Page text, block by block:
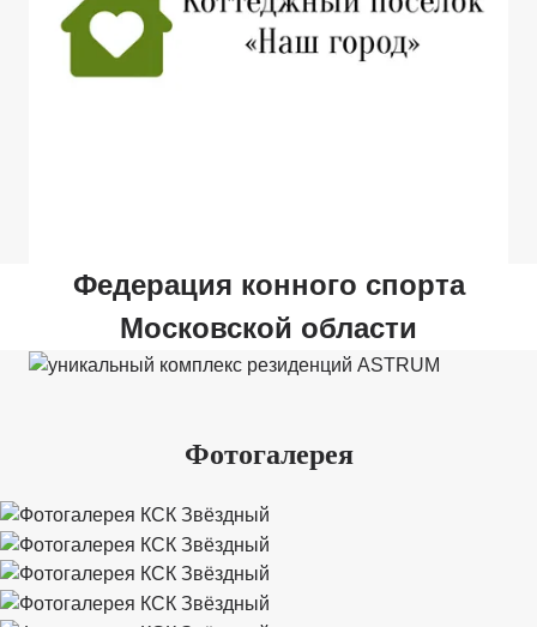
Федерация конного спорта
Московской области
Фотогалерея